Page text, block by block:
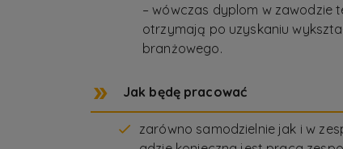
– wówczas dyplom w zawodzie
otrzymają po uzyskaniu
branżowego.
Jak będę pracować
zarówno samodzielnie jak i w